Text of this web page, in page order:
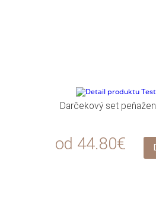
Darčekový set
od 44.80€